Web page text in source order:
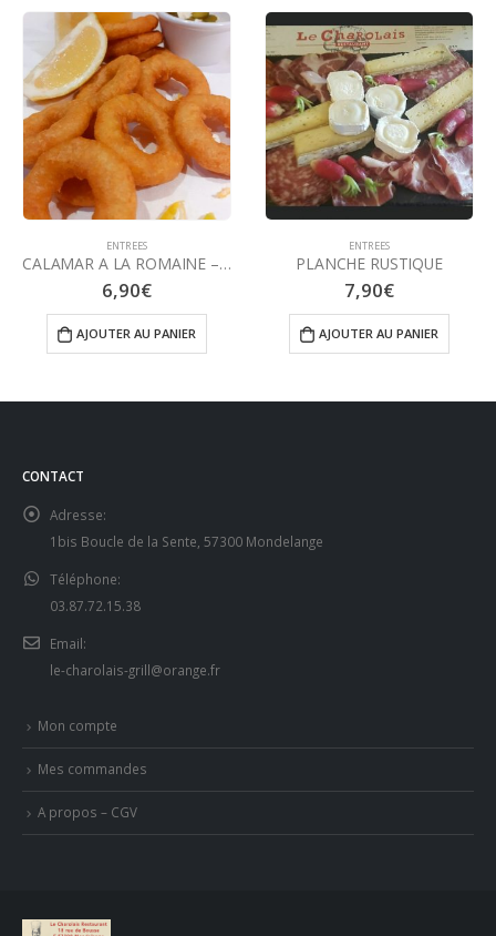
ENTREES
CALAMAR A LA ROMAINE – SAUCE TARTARE
6,90€
AJOUTER AU PANIER
ENTREES
PLANCHE RUSTIQUE
7,90€
AJOUTER AU PANIER
CONTACT
Adresse:
1bis Boucle de la Sente, 57300 Mondelange
Téléphone:
03.87.72.15.38
Email:
le-charolais-grill@orange.fr
Mon compte
Mes commandes
A propos – CGV